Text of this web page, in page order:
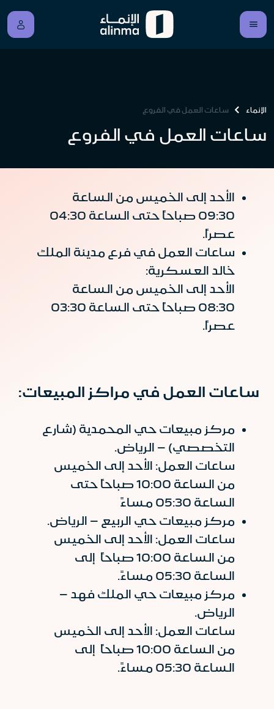
الإنماء ساعات العمل في الفروع
ساعات العمل في الفروع
الأحد إلى الخميس من الساعة
09:30 صباحاً حتى الساعة 04:30
عصراً.
ساعات العمل في فرع مدينة الملك
خالد العسكرية:
الأحد إلى الخميس من الساعة
08:30 صباحاً حتى الساعة 03:30
عصراً.
ساعات العمل في مراكز المبيعات:
مركز مبيعات حي المحمدية (شارع
التخصصي) – الرياض.
ساعات العمل: الأحد إلى الخميس
من الساعة 10:00 صباحاً حتى
الساعة 05:30 مساءً
مركز مبيعات حي الربيع – الرياض.
ساعات العمل: الأحد إلى الخميس
من الساعة 10:00 صباحاً إلى
الساعة 05:30 مساءً.
مركز مبيعات حي الملك فهد –
الرياض.
ساعات العمل: الأحد إلى الخميس
من الساعة 10:00 صباحاً إلى
الساعة 05:30 مساءً.